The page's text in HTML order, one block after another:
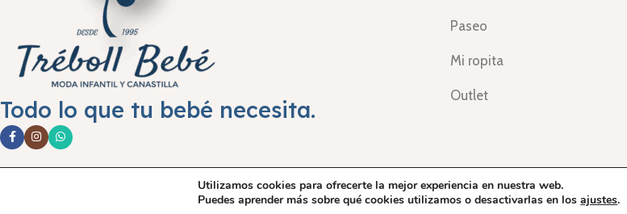
Todo lo que tu bebé necesita.
Paseo
Mi ropita
Outlet
Aviso legalPolítica de PrivacidadEnvíos y devoluciones
Utilizamos cookies para ofrecerte la mejor experiencia en nuestra web.
Puedes aprender más sobre qué cookies utilizamos o desactivarlas en losajustes.